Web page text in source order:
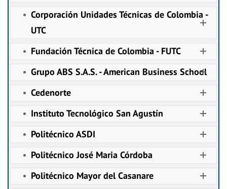
Corporación Unidades Técnicas de Colombia -
UTC
Fundación Técnica de Colombia - FUTC
Grupo ABS S.A.S. - American Business School
Cedenorte
Instituto Tecnológico San Agustín
Politécnico ASDI
Politécnico José Maria Córdoba
Politécnico Mayor del Casanare